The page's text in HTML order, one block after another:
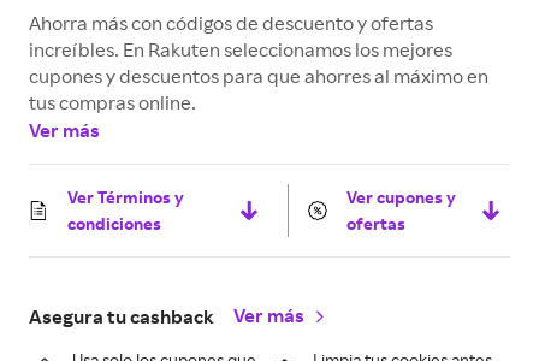
Ahorra más con códigos de descuento y ofertas
increíbles. En Rakuten seleccionamos los mejores
cupones y descuentos para que ahorres al máximo en
tus compras online.
Ver más
Ver Términos y
condiciones
Ver cupones y
ofertas
Asegura tu cashback Ver más